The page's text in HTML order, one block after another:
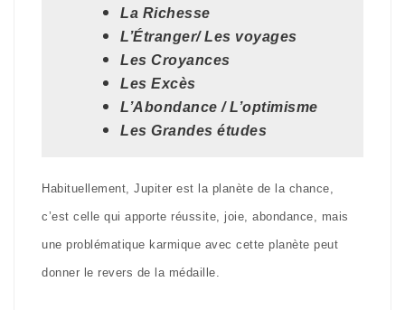
La Richesse
L’Étranger/ Les voyages
Les Croyances
Les Excès
L’Abondance / L’optimisme
Les Grandes études
Habituellement, Jupiter est la planète de la chance,
c’est celle qui apporte réussite, joie, abondance, mais
une problématique karmique avec cette planète peut
donner le revers de la médaille.